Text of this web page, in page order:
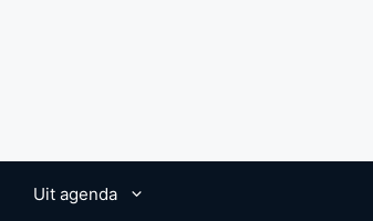
Uit agenda